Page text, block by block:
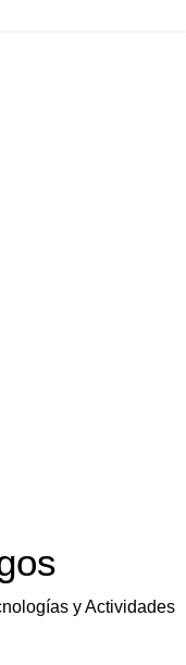
y Actividades